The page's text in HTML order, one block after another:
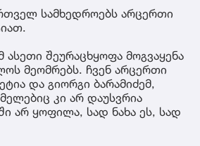
სამხედროებს არცერთი
ასეთი შეურაცხყოფა მოგვაყენა
მეომრებს. ჩვენ არცერთი
და გიორგი ბარამიძემ,
კი არ დაუსვრია
არ ყოფილა, სად ნახა ეს, სად